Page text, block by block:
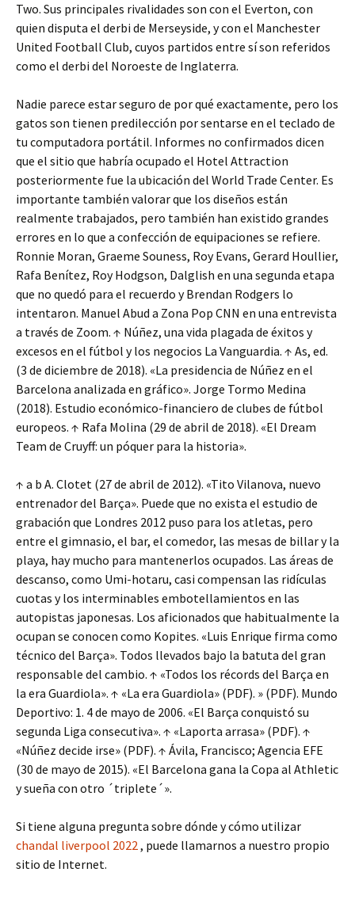
Two. Sus principales rivalidades son con el Everton, con
quien disputa el derbi de Merseyside, y con el Manchester
United Football Club, cuyos partidos entre sí son referidos
como el derbi del Noroeste de Inglaterra.
Nadie parece estar seguro de por qué exactamente, pero los
gatos son tienen predilección por sentarse en el teclado de
tu computadora portátil. Informes no confirmados dicen
que el sitio que habría ocupado el Hotel Attraction
posteriormente fue la ubicación del World Trade Center. Es
importante también valorar que los diseños están
realmente trabajados, pero también han existido grandes
errores en lo que a confección de equipaciones se refiere.
Ronnie Moran, Graeme Souness, Roy Evans, Gerard Houllier,
Rafa Benítez, Roy Hodgson, Dalglish en una segunda etapa
que no quedó para el recuerdo y Brendan Rodgers lo
intentaron. Manuel Abud a Zona Pop CNN en una entrevista
a través de Zoom. ↑ Núñez, una vida plagada de éxitos y
excesos en el fútbol y los negocios La Vanguardia. ↑ As, ed.
(3 de diciembre de 2018). «La presidencia de Núñez en el
Barcelona analizada en gráfico». Jorge Tormo Medina
(2018). Estudio económico-financiero de clubes de fútbol
europeos. ↑ Rafa Molina (29 de abril de 2018). «El Dream
Team de Cruyff: un póquer para la historia».
↑ a b A. Clotet (27 de abril de 2012). «Tito Vilanova, nuevo
entrenador del Barça». Puede que no exista el estudio de
grabación que Londres 2012 puso para los atletas, pero
entre el gimnasio, el bar, el comedor, las mesas de billar y la
playa, hay mucho para mantenerlos ocupados. Las áreas de
descanso, como Umi-hotaru, casi compensan las ridículas
cuotas y los interminables embotellamientos en las
autopistas japonesas. Los aficionados que habitualmente la
ocupan se conocen como Kopites. «Luis Enrique firma como
técnico del Barça». Todos llevados bajo la batuta del gran
responsable del cambio. ↑ «Todos los récords del Barça en
la era Guardiola». ↑ «La era Guardiola» (PDF). » (PDF). Mundo
Deportivo: 1. 4 de mayo de 2006. «El Barça conquistó su
segunda Liga consecutiva». ↑ «Laporta arrasa» (PDF). ↑
«Núñez decide irse» (PDF). ↑ Ávila, Francisco; Agencia EFE
(30 de mayo de 2015). «El Barcelona gana la Copa al Athletic
y sueña con otro ´triplete´».
Si tiene alguna pregunta sobre dónde y cómo utilizar
chandal liverpool 2022, puede llamarnos a nuestro propio
sitio de Internet.